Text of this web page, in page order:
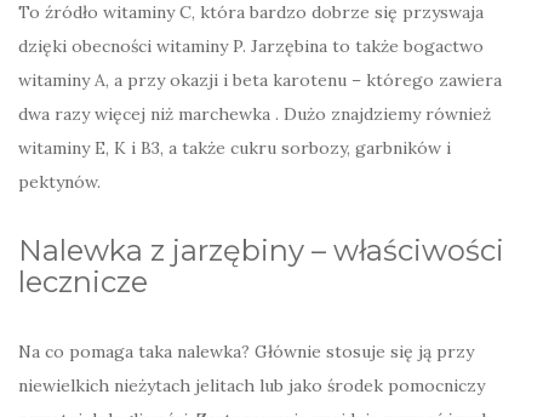
To źródło witaminy C, która bardzo dobrze się przyswaja
dzięki obecności witaminy P. Jarzębina to także bogactwo
witaminy A, a przy okazji i beta karotenu – którego zawiera
dwa razy więcej niż marchewka . Dużo znajdziemy również
witaminy E, K i B3, a także cukru sorbozy, garbników i
pektynów.
Nalewka z jarzębiny – właściwości
lecznicze
Na co pomaga taka nalewka? Głównie stosuje się ją przy
niewielkich nieżytach jelitach lub jako środek pomocniczy